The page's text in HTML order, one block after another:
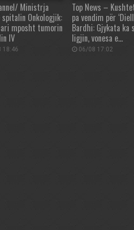
Ministrja
spitalin Onkologjik:
mposht tumorin
IV
Top News –
pa vendim për
Bardhi: Gjykata ka
ligjin, vonesa e…
06/08 17:02